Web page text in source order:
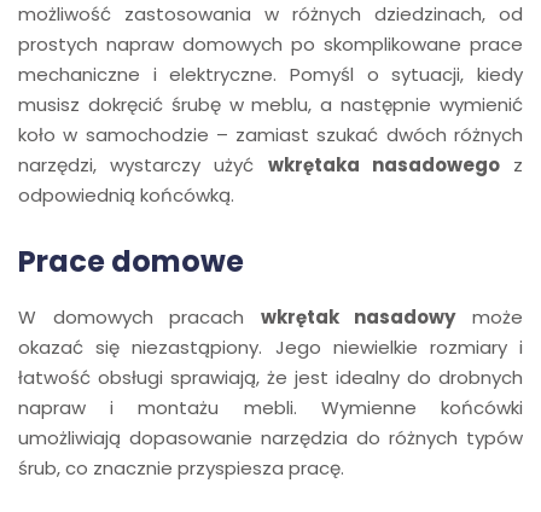
możliwość zastosowania w różnych dziedzinach, od
prostych napraw domowych po skomplikowane prace
mechaniczne i elektryczne. Pomyśl o sytuacji, kiedy
musisz dokręcić śrubę w meblu, a następnie wymienić
koło w samochodzie – zamiast szukać dwóch różnych
narzędzi, wystarczy użyć wkrętaka nasadowegoz
odpowiednią końcówką.
Prace domowe
W domowych pracach wkrętak nasadowymoże
okazać się niezastąpiony. Jego niewielkie rozmiary i
łatwość obsługi sprawiają, że jest idealny do drobnych
napraw i montażu mebli. Wymienne końcówki
umożliwiają dopasowanie narzędzia do różnych typów
śrub, co znacznie przyspiesza pracę.